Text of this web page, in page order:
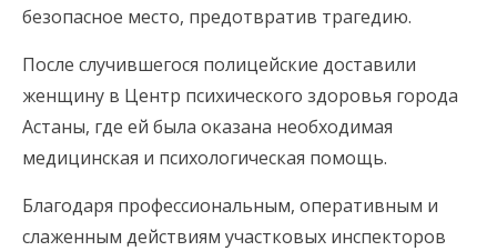
безопасное место, предотвратив трагедию.
После случившегося полицейские доставили
женщину в Центр психического здоровья города
Астаны, где ей была оказана необходимая
медицинская и психологическая помощь.
Благодаря профессиональным, оперативным и
слаженным действиям участковых инспекторов